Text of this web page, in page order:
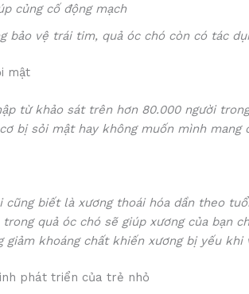
củng cố động mạch
bảo vệ trái tim, quả óc chó còn có tác
mật
từ khảo sát trên hơn 80.000 người
bị sỏi mật hay không muốn mình mang
cũng biết là xương thoái hóa dần theo
quả óc chó sẽ giúp xương của bạn
giảm khoáng chất khiến xương bị yếu khi
phát triển của trẻ nhỏ